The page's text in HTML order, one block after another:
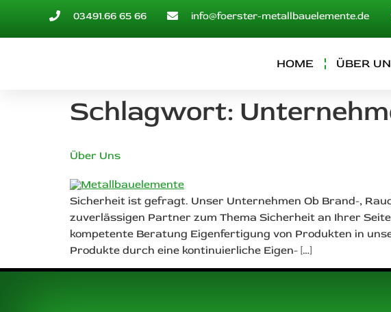
03491.66 65 66 info@foerster-metallbauelemente.de
HOME ÜBER
Schlagwort:
Über Uns
Sicherheit ist gefragt. Unser Unternehmen Ob Brand-,
zuverlässigen Partner zum Thema Sicherheit an Ihrer
kompetente Beratung Eigenfertigung von Produkten in
Produkte durch eine kontinuierliche Eigen- […]